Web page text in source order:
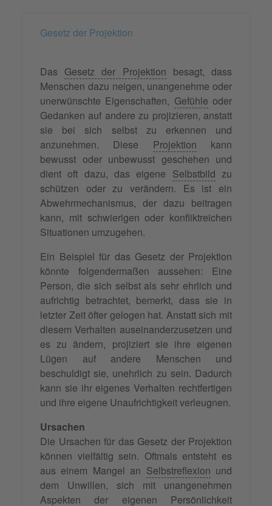
Gesetz der Projektion
Das Gesetz der Projektion besagt, dass
Menschen dazu neigen, unangenehme oder
unerwünschte Eigenschaften, Gefühle oder
Gedanken auf andere zu projizieren, anstatt
sie bei sich selbst zu erkennen und
anzunehmen. Diese Projektion kann
bewusst oder unbewusst geschehen und
dient oft dazu, das eigene Selbstbild zu
schützen oder zu verändern. Es ist ein
Abwehrmechanismus, der dazu beitragen
kann, mit schwierigen oder konfliktreichen
Situationen umzugehen.
Ein Beispiel für das Gesetz der Projektion
könnte folgendermaßen aussehen: Eine
Person, die sich selbst als sehr ehrlich und
aufrichtig betrachtet, bemerkt, dass sie in
letzter Zeit öfter gelogen hat. Anstatt sich mit
diesem Verhalten auseinanderzusetzen und
es zu ändern, projiziert sie ihre eigenen
Lügen auf andere Menschen und
beschuldigt sie, unehrlich zu sein. Dadurch
kann sie ihr eigenes Verhalten rechtfertigen
und ihre eigene Unaufrichtigkeit verleugnen.
Ursachen
Die Ursachen für das Gesetz der Projektion
können vielfältig sein. Oftmals entsteht es
aus einem Mangel an Selbstreflexion und
dem Unwillen, sich mit unangenehmen
Aspekten der eigenen Persönlichkeit